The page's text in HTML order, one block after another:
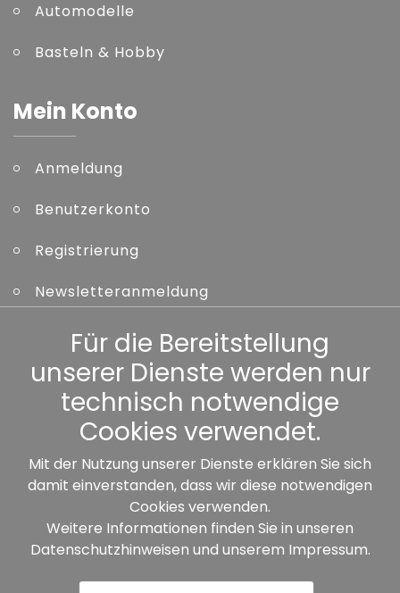
Automodelle
Basteln & Hobby
Mein Konto
Anmeldung
Benutzerkonto
Registrierung
Newsletteranmeldung
Kennwort vergessen
Sonstiges
Unsere Partner:
Für die Bereitstellung
unserer Dienste werden nur
technisch notwendige
Cookies verwendet.
Mit der Nutzung unserer Dienste erklären Sie sich
damit einverstanden, dass wir diese notwendigen
Cookies verwenden.
Weitere Informationen finden Sie in unseren
Datenschutzhinweisen und unserem Impressum.